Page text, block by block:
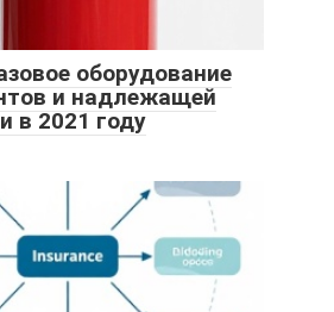
оборудование
и надлежащей
в 2021 году